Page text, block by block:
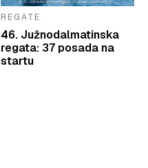
REGATE
46. Južnodalmatinska
regata: 37 posada na
startu